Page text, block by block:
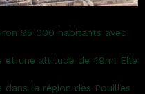
95 000 habitants avec
et une altitude de 49m. Elle
la région des Pouilles